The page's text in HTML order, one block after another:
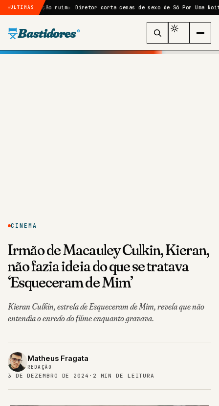
ÚLTIMAS
recepção ruim Diretor corta cenas de sexo de Só Por Uma Noite após
Bastidores ®
CINEMA
Irmão de Macauley Culkin, Kieran,
não fazia ideia do que se tratava
‘Esqueceram de Mim’
Kieran Culkin, estrela de Esqueceram de Mim, revela que não
entendia o enredo do filme enquanto gravava.
Matheus Fragata
REDAÇÃO
3 DE DEZEMBRO DE 2024 · 2 MIN DE LEITURA